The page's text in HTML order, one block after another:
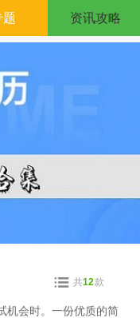
题 资讯攻略
共12款
机会时。一份优质的简